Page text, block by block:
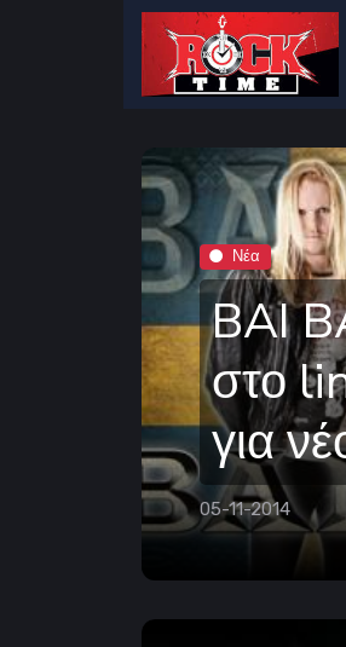
Νέα
BAI
στο
για
05-11-2014